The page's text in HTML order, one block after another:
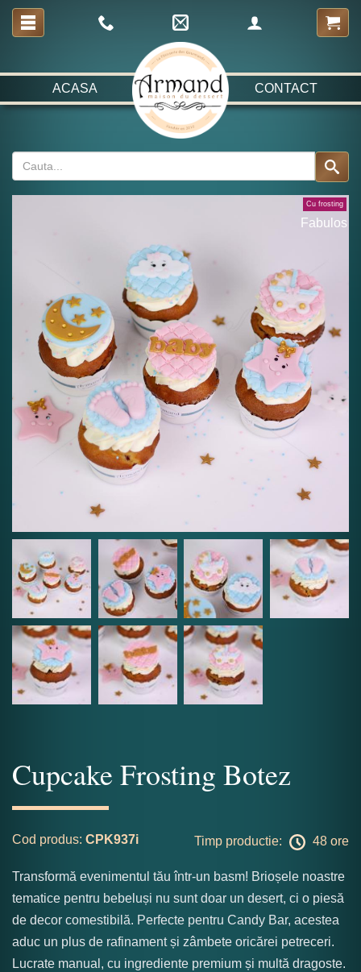
ACASA CONTACT
Cu frosting
Fabulos
Cupcake Frosting Botez
Cod produs: CPK937i Timp productie: 48 ore
Transformă evenimentul tău într-un basm! Brioșele noastre
tematice pentru bebeluși nu sunt doar un desert, ci o piesă
de decor comestibilă. Perfecte pentru Candy Bar, acestea
aduc un plus de rafinament și zâmbete oricărei petreceri.
Lucrate manual, cu ingrediente premium și multă dragoste.